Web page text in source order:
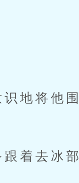
地将他围
着去冰部